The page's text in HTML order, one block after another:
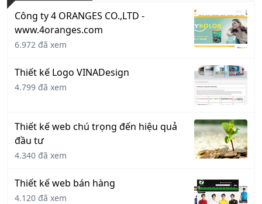
Công ty 4 ORANGES CO.,LTD -
www.4oranges.com
6.972 đã xem
Thiết kế Logo VINADesign
4.799 đã xem
Thiết kế web chú trọng đến hiệu quả
đầu tư
4.340 đã xem
Thiết kế web bán hàng
4.120 đã xem